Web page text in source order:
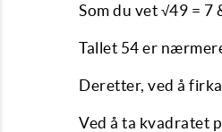
Som du vet √49 = 7
Tallet 54 er
Deretter, ved å
Ved å ta kvadratet